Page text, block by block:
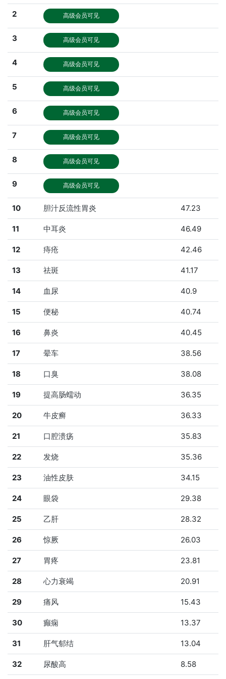
2 高级会员可见
3 高级会员可见
4 高级会员可见
5 高级会员可见
6 高级会员可见
7 高级会员可见
8 高级会员可见
9 高级会员可见
10 胆汁反流性胃炎 47.23
11 中耳炎 46.49
12 痔疮 42.46
13 祛斑 41.17
14 血尿 40.9
15 便秘 40.74
16 鼻炎 40.45
17 晕车 38.56
18 口臭 38.08
19 提高肠蠕动 36.35
20 牛皮癣 36.33
21 口腔溃疡 35.83
22 发烧 35.36
23 油性皮肤 34.15
24 眼袋 29.38
25 乙肝 28.32
26 惊厥 26.03
27 胃疼 23.81
28 心力衰竭 20.91
29 痛风 15.43
30 癫痫 13.37
31 肝气郁结 13.04
32 尿酸高 8.58